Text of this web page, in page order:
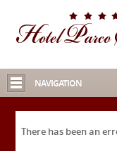
NAVIGATION
There has been an